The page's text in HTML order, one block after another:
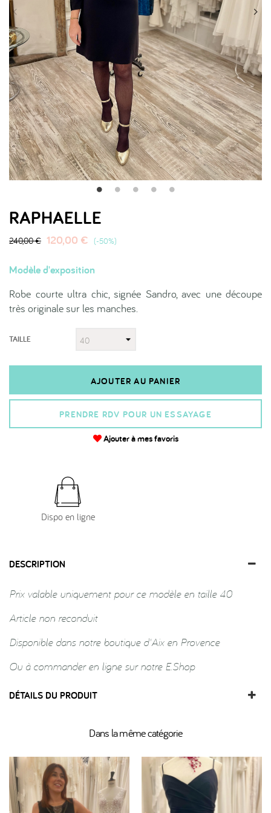
RAPHAELLE
240,00 € 120,00 € -50%
Modèle d'exposition
Robe courte ultra chic, signée Sandro, avec une découpe
très originale sur les manches.
TAILLE
AJOUTER AU PANIER
PRENDRE RDV POUR UN ESSAYAGE
Ajouter à mes favoris
Dispo en ligne
DESCRIPTION
Prix valable uniquement pour ce modèle en taille 40
Article non reconduit
Disponible dans notre boutique d'Aix en Provence
Ou à commander en ligne sur notre E.Shop
DÉTAILS DU PRODUIT
Dans la même catégorie